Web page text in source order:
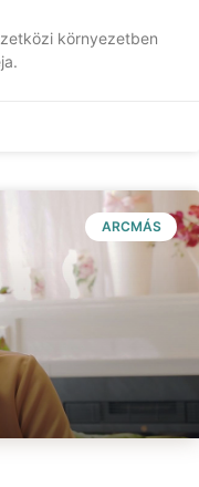
környezetben
ARCMÁS